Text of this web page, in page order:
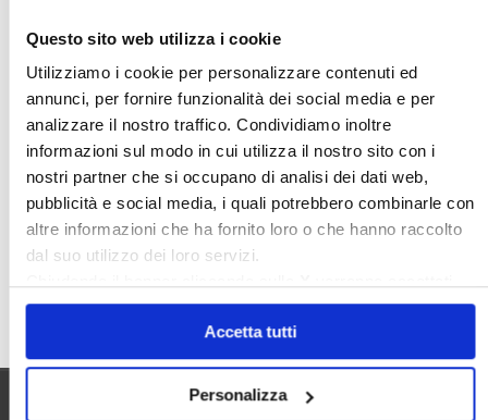
Questo sito web utilizza i cookie
Utilizziamo i cookie per personalizzare contenuti ed
annunci, per fornire funzionalità dei social media e per
analizzare il nostro traffico. Condividiamo inoltre
informazioni sul modo in cui utilizza il nostro sito con i
nostri partner che si occupano di analisi dei dati web,
pubblicità e social media, i quali potrebbero combinarle con
altre informazioni che ha fornito loro o che hanno raccolto
dal suo utilizzo dei loro servizi.
solo i cookie necessari.
Accetta tutti
Personalizza
Nudaproprietà
Prezzi Case
Prima Casa
Proprietari Casa
Rendite Catastali
Rivoluzioneliberale
Sunia
Trasferimenti
Treviso
Valore Case
Cerca